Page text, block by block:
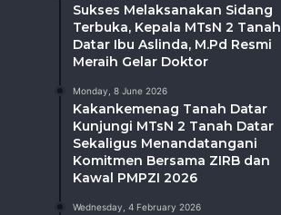
Sukses Melaksanakan Sidang
Terbuka, Kepala MTsN 2 Tanah
Datar Ibu Aslinda, M.Pd Resmi
Meraih Gelar Doktor
Monday, 8 June 2026
Kakankemenag Tanah Datar
Kunjungi MTsN 2 Tanah Datar
Sekaligus Menandatangani
Komitmen Bersama ZIRB dan
Kawal PMPZI 2026
Wednesday, 4 February 2026